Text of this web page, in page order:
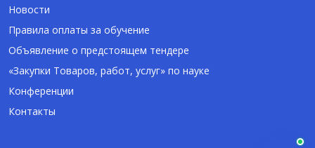
Новости
Правила оплаты за обучение
Объявление о предстоящем тендере
«Закупки Товаров, работ, услуг» по науке
Конференции
Контакты
Здравствуйте! Я AI-Talapker — помощник
ВКУ им. Сарсена Аманжолова (ВКУ). Отвечу
на вопросы о поступлении в бакалавриат,